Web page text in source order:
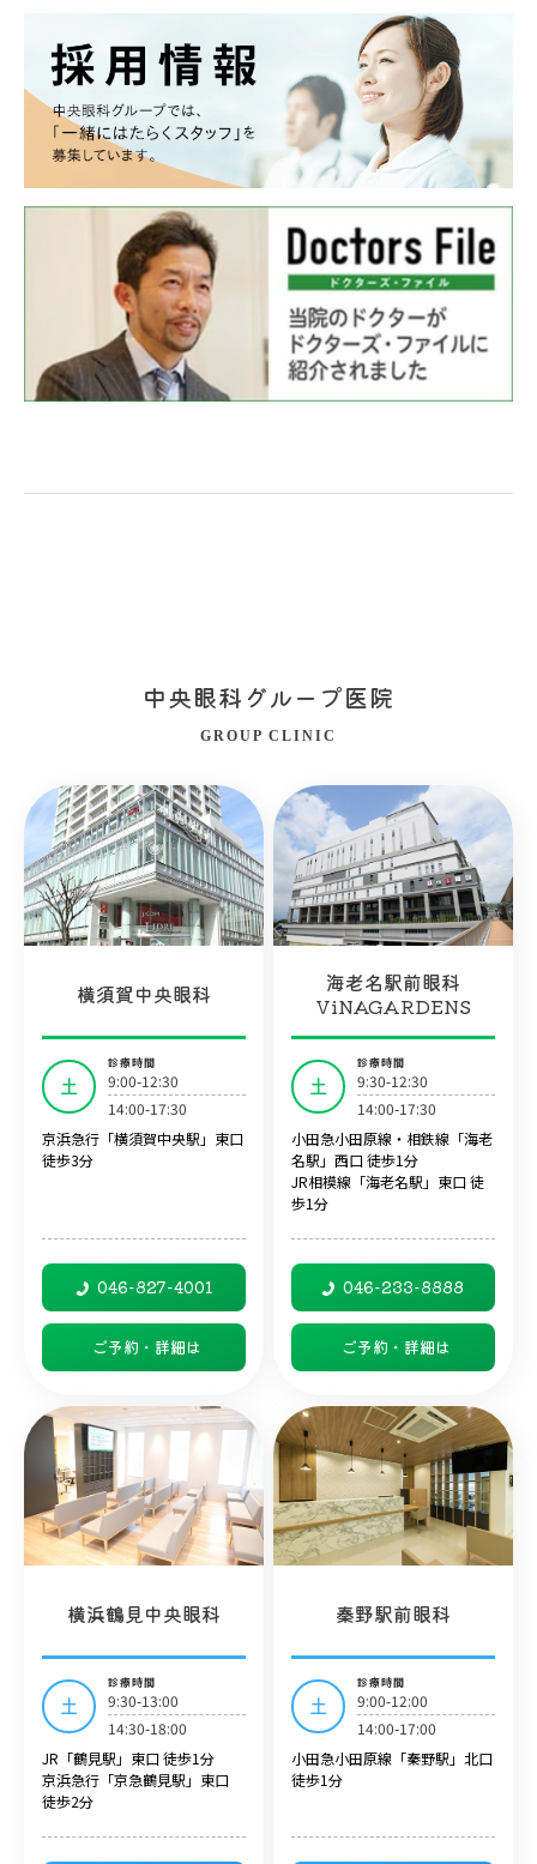
中央眼科グループ医院
GROUP CLINIC
横須賀中央眼科
土
診療時間
9:00-12:30
14:00-17:30
京浜急行「横須賀中央駅」東口
徒歩3分
046-827-4001
ご予約・詳細は
海老名駅前眼科
ViNAGARDENS
土
診療時間
9:30-12:30
14:00-17:30
小田急小田原線・相鉄線「海老
名駅」西口 徒歩1分
JR相模線「海老名駅」東口 徒
歩1分
046-233-8888
ご予約・詳細は
横浜鶴見中央眼科
土
診療時間
9:30-13:00
14:30-18:00
JR「鶴見駅」東口 徒歩1分
京浜急行「京急鶴見駅」東口
徒歩2分
秦野駅前眼科
土
診療時間
9:00-12:00
14:00-17:00
小田急小田原線「秦野駅」北口
徒歩1分